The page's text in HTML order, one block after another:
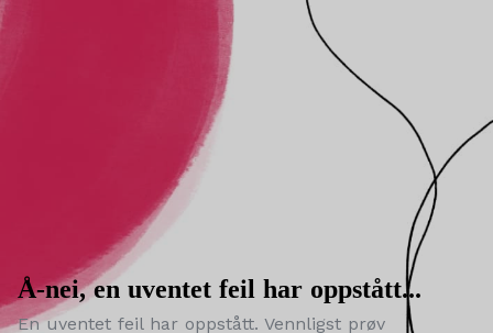
Å-nei, en uventet feil har oppstått...
En uventet feil har oppstått. Vennligst prøv